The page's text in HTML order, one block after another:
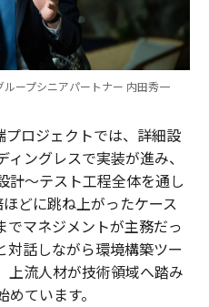
ープシニアパートナー 内田秀一
プロジェクトでは、詳細設
ングレスで実装が進み、
計～テスト工程全体を通し
どに跳ね上がったケース
でマネジメントが主務だっ
対話しながら環境構築ツー
上流人材が技術領域へ踏み
ています。